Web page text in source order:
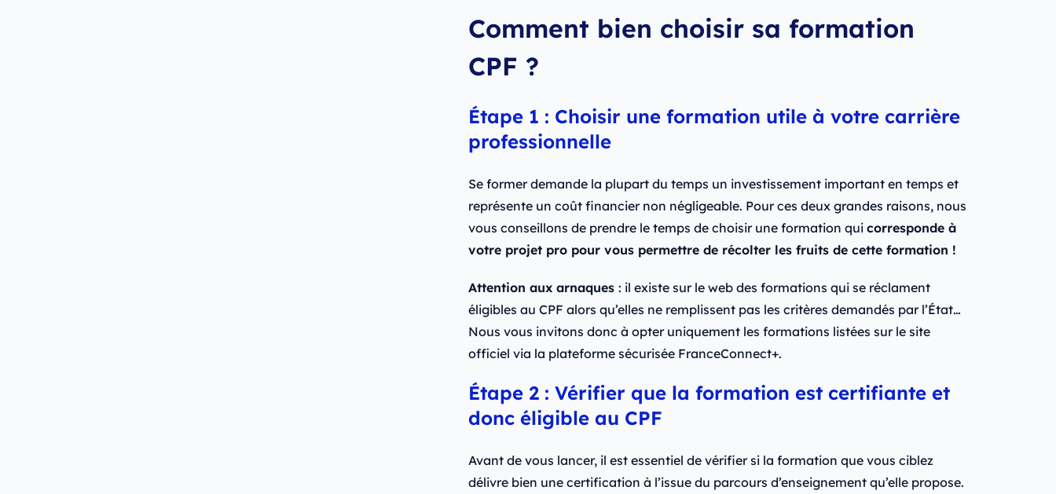
Comment bien choisir sa formation
CPF ?
Étape 1 : Choisir une formation utile à votre carrière
professionnelle
Se former demande la plupart du temps un investissement important en temps et
représente un coût financier non négligeable. Pour ces deux grandes raisons, nous
vous conseillons de prendre le temps de choisir une formation qui corresponde à
votre projet pro pour vous permettre de récolter les fruits de cette formation !
Attention aux arnaques : il existe sur le web des formations qui se réclament
éligibles au CPF alors qu’elles ne remplissent pas les critères demandés par l’État…
Nous vous invitons donc à opter uniquement les formations listées sur le site
officiel via la plateforme sécurisée FranceConnect+.
Étape 2 : Vérifier que la formation est certifiante et
donc éligible au CPF
Avant de vous lancer, il est essentiel de vérifier si la formation que vous ciblez
délivre bien une certification à l’issue du parcours d’enseignement qu’elle propose.